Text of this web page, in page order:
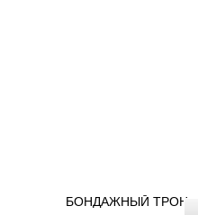
БОНДАЖНЫЙ ТРОН